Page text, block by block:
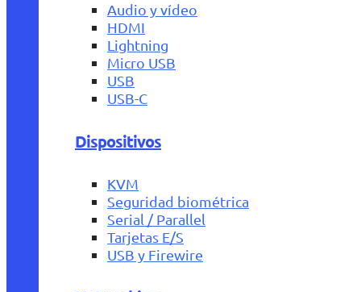
Audio y vídeo
HDMI
Lightning
Micro USB
USB
USB-C
Dispositivos
KVM
Seguridad biométrica
Serial / Parallel
Tarjetas E/S
USB y Firewire